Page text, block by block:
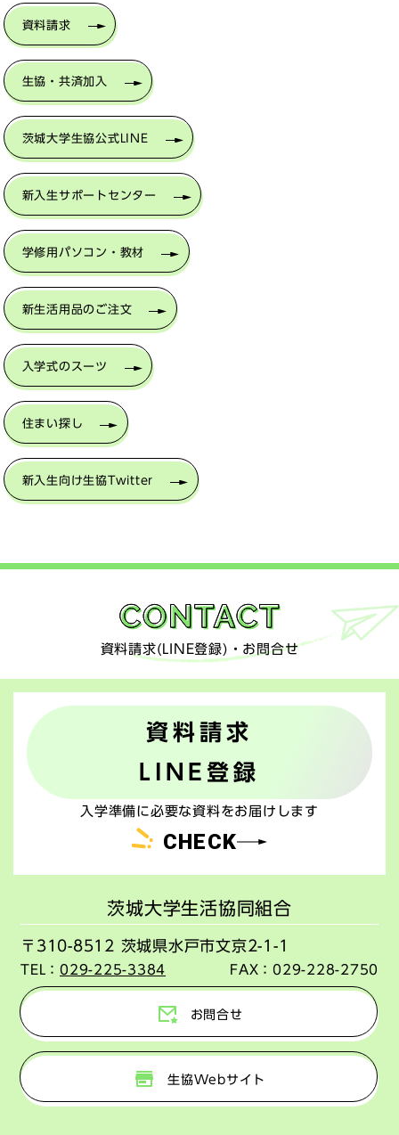
資料請求
生協・共済加入
茨城大学生協公式LINE
新入生サポートセンター
学修用パソコン・教材
新生活用品のご注文
入学式のスーツ
住まい探し
新入生向け生協Twitter
資料請求(LINE登録)・お問合せ
資料請求
LINE登録
入学準備に必要な資料をお届けします
CHECK
茨城大学生活協同組合
〒310-8512 茨城県水戸市文京2-1-1
TEL： 029-225-3384 FAX： 029-228-2750
お問合せ
生協Webサイト